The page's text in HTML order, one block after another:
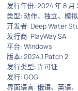
发行年份: 2024 年 8 月
类型: 动作、独立、模
开发者: Deep Water
发行商: PlayWay SA
平台: Windows
版本: 2024.1 Patch 2
发行类型: 许可证
发行: GOG
界面语言: 俄语、英语